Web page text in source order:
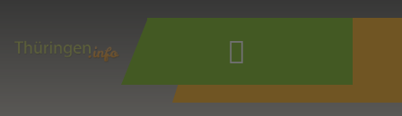
Wonach suchen